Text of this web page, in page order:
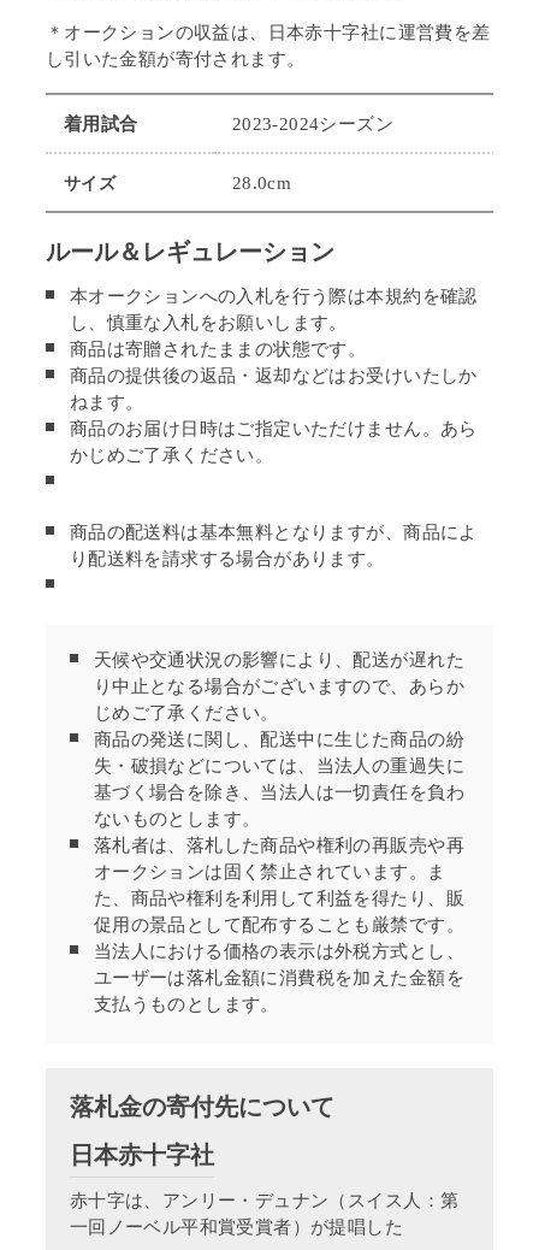
＊オークションの収益は、日本赤十字社に運営費を差
し引いた金額が寄付されます。
着用試合
2023-2024シーズン
サイズ 28.0cm
ルール＆レギュレーション
本オークションへの入札を行う際は本規約を確認
し、慎重な入札をお願いします。
商品は寄贈されたままの状態です。
商品の提供後の返品・返却などはお受けいたしか
ねます。
商品のお届け日時はご指定いただけません。あら
かじめご了承ください。
商品の配送料は基本無料となりますが、商品によ
り配送料を請求する場合があります。
天候や交通状況の影響により、配送が遅れた
り中止となる場合がございますので、あらか
じめご了承ください。
商品の発送に関し、配送中に生じた商品の紛
失・破損などについては、当法人の重過失に
基づく場合を除き、当法人は一切責任を負わ
ないものとします。
落札者は、落札した商品や権利の再販売や再
オークションは固く禁止されています。ま
た、商品や権利を利用して利益を得たり、販
促用の景品として配布することも厳禁です。
当法人における価格の表示は外税方式とし、
ユーザーは落札金額に消費税を加えた金額を
支払うものとします。
落札金の寄付先について
日本赤十字社
赤十字は、アンリー・デュナン（スイス人：第
一回ノーベル平和賞受賞者）が提唱した